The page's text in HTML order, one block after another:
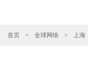
首页 > 全球网络 > 上海